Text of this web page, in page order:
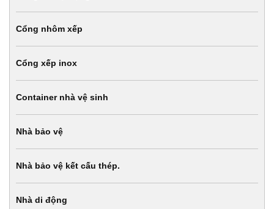
Cổng nhôm xếp
Cổng xếp inox
Container nhà vệ sinh
Nhà bảo vệ
Nhà bảo vệ kết cấu thép.
Nhà di động